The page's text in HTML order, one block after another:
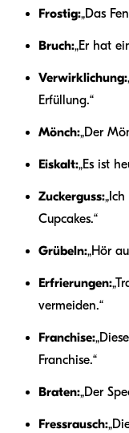
Frostig:„Das
Bruch:„Er hat
Verwirklichung:
Erfüllung.“
Mönch:„Der
Eiskalt:„Es ist
Zuckerguss:
Cupcakes.“
Grübeln:„Hör
Erfrierungen:
vermeiden.“
Franchise:
Franchise.“
Braten:„Der
Fressrausch: